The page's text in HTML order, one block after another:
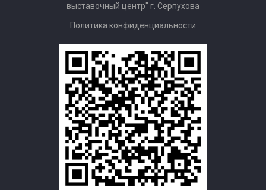
выставочный центр" г. Серпухова
Политика конфиденциальности